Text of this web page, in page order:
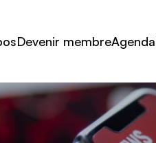
Devenir membreAgenda